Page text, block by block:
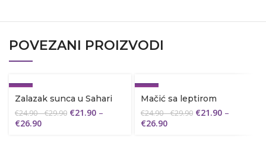
POVEZANI PROIZVODI
-12%
Zalazak sunca u Sahari
€24.90–€29.90 €21.90 –
€26.90
-12%
Mačić sa leptirom
€24.90–€29.90 €21.90 –
€26.90